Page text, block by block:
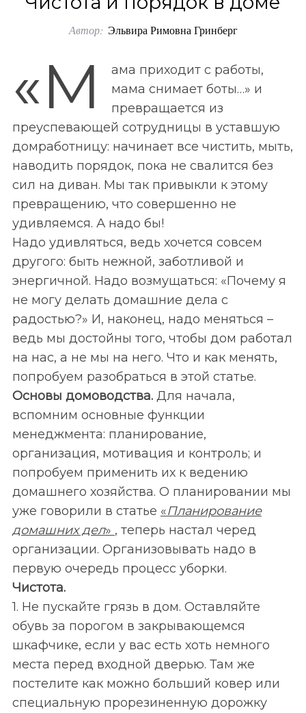
Автор: Эльвира Римовна Гринберг
«М
ама приходит с работы,
мама снимает боты…» и
превращается из
преуспевающей сотрудницы в уставшую
домработницу: начинает все чистить, мыть,
наводить порядок, пока не свалится без
сил на диван. Мы так привыкли к этому
превращению, что совершенно не
удивляемся. А надо бы!
Надо удивляться, ведь хочется совсем
другого: быть нежной, заботливой и
энергичной. Надо возмущаться: «Почему я
не могу делать домашние дела с
радостью?» И, наконец, надо меняться –
ведь мы достойны того, чтобы дом работал
на нас, а не мы на него. Что и как менять,
попробуем разобраться в этой статье.
Основы домоводства. Для начала,
вспомним основные функции
менеджмента: планирование,
организация, мотивация и контроль; и
попробуем применить их к ведению
домашнего хозяйства. О планировании мы
уже говорили в статье «Планирование
домашних дел» , теперь настал черед
организации. Организовывать надо в
первую очередь процесс уборки.
Чистота.
1. Не пускайте грязь в дом. Оставляйте
обувь за порогом в закрывающемся
шкафчике, если у вас есть хоть немного
места перед входной дверью. Там же
постелите как можно больший ковер или
специальную прорезиненную дорожку